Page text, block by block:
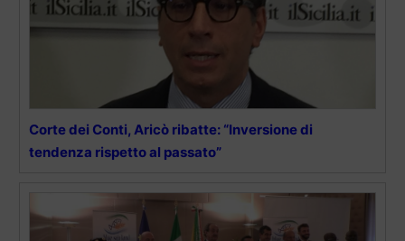
Corte dei Conti, Aricò ribatte: “Inversione di
tendenza rispetto al passato”